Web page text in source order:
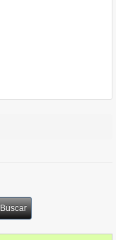
Buscar